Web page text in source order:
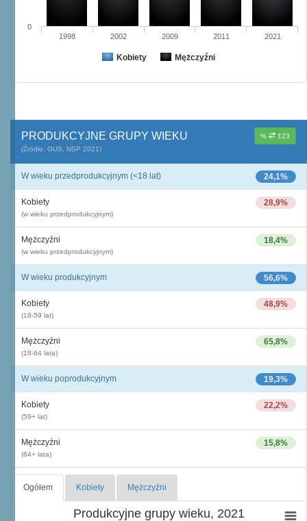
Kobiety Mężczyźni
1998 2002 2009 2011 2021
0
% 123
PRODUKCYJNE GRUPY WIEKU
(Źródło: GUS, NSP 2021)
24,1%
W wieku przedprodukcyjnym (<18 lat)
28,9%
Kobiety
(w wieku przedprodukcyjnym)
18,4%
Mężczyźni
(w wieku przedprodukcyjnym)
56,6%
W wieku produkcyjnym
48,9%
Kobiety
(18-59 lat)
65,8%
Mężczyźni
(18-64 lata)
19,3%
W wieku poprodukcyjnym
22,2%
Kobiety
(59+ lat)
15,8%
Mężczyźni
(64+ lata)
Ogółem Kobiety Mężczyźni
Produkcyjne grupy wieku, 2021